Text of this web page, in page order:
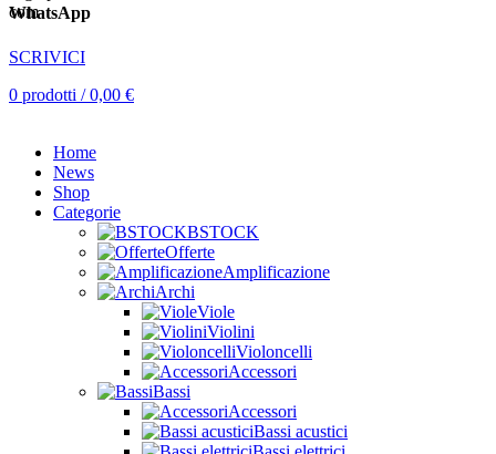
WhatsApp
SCRIVICI
0 prodotti / 0,00 €
Home
News
Shop
Categorie
BSTOCK
Offerte
Amplificazione
Archi
Viole
Violini
Violoncelli
Accessori
Bassi
Accessori
Bassi acustici